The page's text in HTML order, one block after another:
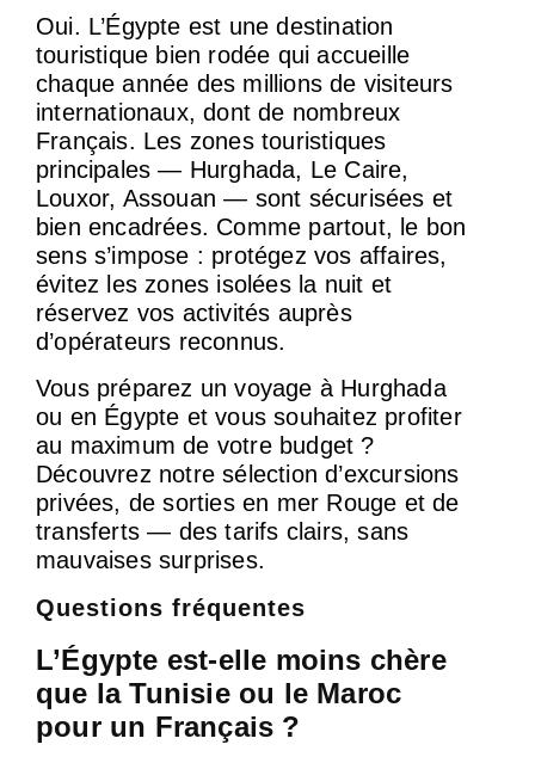
Oui. L’Égypte est une destination
touristique bien rodée qui accueille
chaque année des millions de visiteurs
internationaux, dont de nombreux
Français. Les zones touristiques
principales — Hurghada, Le Caire,
Louxor, Assouan — sont sécurisées et
bien encadrées. Comme partout, le bon
sens s’impose : protégez vos affaires,
évitez les zones isolées la nuit et
réservez vos activités auprès
d’opérateurs reconnus.
Vous préparez un voyage à Hurghada
ou en Égypte et vous souhaitez profiter
au maximum de votre budget ?
Découvrez notre sélection d’excursions
privées, de sorties en mer Rouge et de
transferts — des tarifs clairs, sans
mauvaises surprises.
Questions fréquentes
L’Égypte est-elle moins chère
que la Tunisie ou le Maroc
pour un Français ?